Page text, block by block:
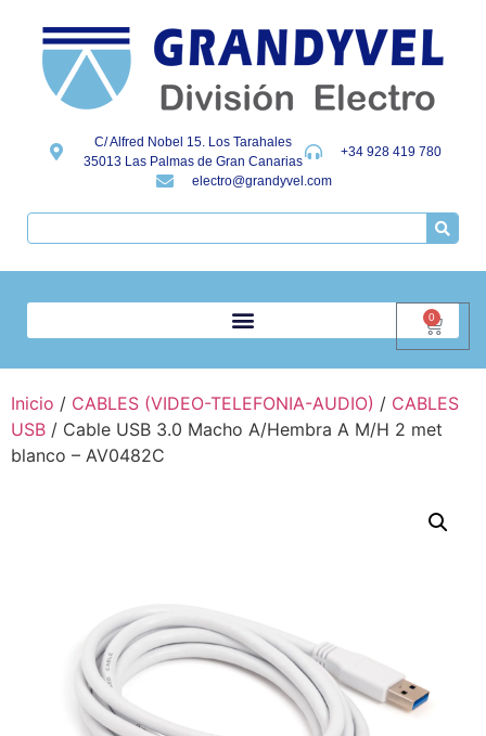
C/ Alfred Nobel 15. Los Tarahales
35013 Las Palmas de Gran Canarias
+34 928 419 780
electro@grandyvel.com
0
Inicio / CABLES (VIDEO-TELEFONIA-AUDIO) / CABLES
USB / Cable USB 3.0 Macho A/Hembra A M/H 2 met
blanco – AV0482C